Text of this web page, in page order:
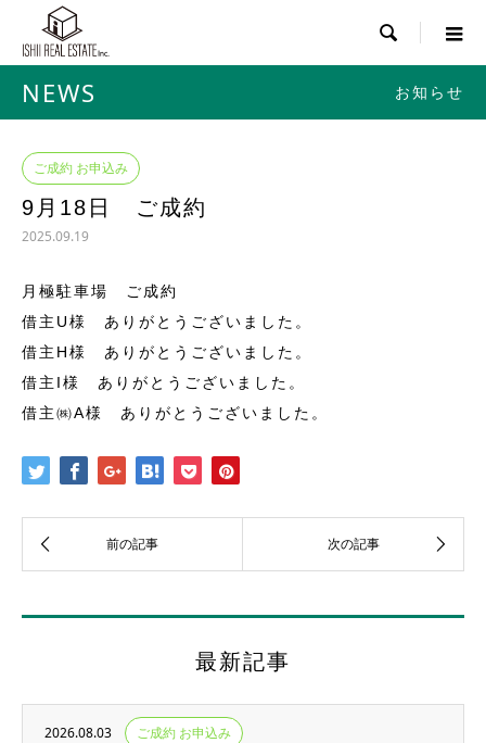

NEWS お知らせ
ご成約 お申込み
9月18日 ご成約
2025.09.19
月極駐車場 ご成約
借主U様 ありがとうございました。
借主H様 ありがとうございました。
借主I様 ありがとうございました。
借主㈱A様 ありがとうございました。
最新記事
2026.08.03 ご成約 お申込み